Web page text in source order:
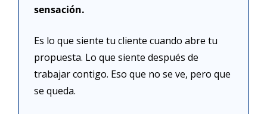
sensación.
Es lo que siente tu cliente cuando abre tu
propuesta. Lo que siente después de
trabajar contigo. Eso que no se ve, pero que
se queda.